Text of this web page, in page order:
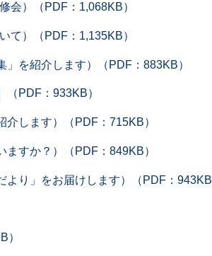
会）（PDF：1,068KB）
）（PDF：1,135KB）
を紹介します）（PDF：883KB）
PDF：933KB）
します）（PDF：715KB）
すか？）（PDF：849KB）
り」をお届けします）（PDF：943KB
）